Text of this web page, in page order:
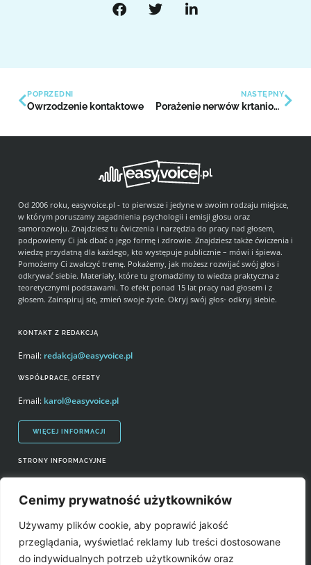
Cenimy prywatność użytkowników
Używamy plików cookie, aby poprawić jakość
przeglądania, wyświetlać reklamy lub treści dostosowane
do indywidualnych potrzeb użytkowników oraz
POPRZEDNI
Owrzodzenie kontaktowe
NASTĘPNY
Porażenie nerwów krtaniowych
STRONY INFORMACYJNE
Prawa autorskie i wykorzystywanie treści serwisu
Źródła
KONTAKT Z REDAKCJĄ
Email: redakcja@easyvoice.pl
WSPÓŁPRACE, OFERTY
Email: karol@easyvoice.pl
WIĘCEJ INFORMACJI
Od 2006 roku, easyvoice.pl - to pierwsze i jedyne w swoim rodzaju miejsce,
w którym poruszamy zagadnienia psychologii i emisji głosu oraz
samorozwoju. Znajdziesz tu ćwiczenia i narzędzia do pracy nad głosem,
podpowiemy Ci jak dbać o jego formę i zdrowie. Znajdziesz także ćwiczenia i
wiedzę przydatną dla każdego, kto występuje publicznie – mówi i śpiewa.
Pomożemy Ci zwalczyć tremę. Pokażemy, jak możesz rozwijać swój głos i
odkrywać siebie. Materiały, które tu gromadzimy to wiedza praktyczna z
teoretycznymi podstawami. To efekt ponad 15 lat pracy nad głosem i z
głosem. Zainspiruj się, zmień swoje życie. Okryj swój głos- odkryj siebie.